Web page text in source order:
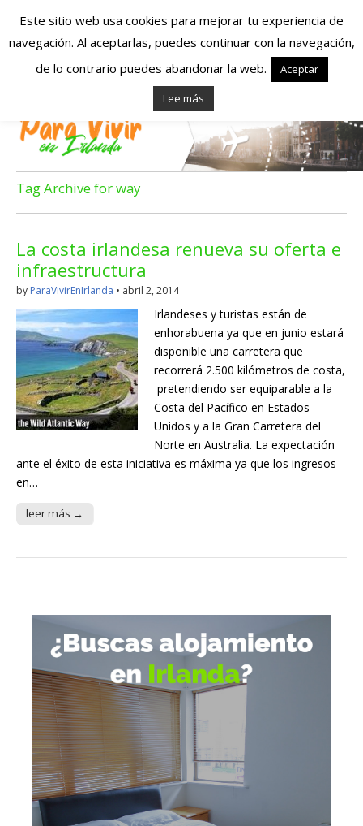
Españoles en
Irlanda – Vivir en
Irlanda – Trabajo
en Irlanda –
Alojamiento en
Irlanda
Blog dedicado a los que viven, estudian y trabajan en
Irlanda!
Tag Archive for way
La costa irlandesa renueva su oferta e
infraestructura
by ParaVivirEnIrlanda • abril 2, 2014
Irlandeses y turistas están de
enhorabuena ya que en junio estará
disponible una carretera que
recorrerá 2.500 kilómetros de costa,
pretendiendo ser equiparable a la
Costa del Pacífico en Estados
Unidos y a la Gran Carretera del
Norte en Australia. La expectación
ante el éxito de esta iniciativa es máxima ya que los ingresos
en…
leer más →
Este sitio web usa cookies para mejorar tu experiencia de
navegación. Al aceptarlas, puedes continuar con la navegación,
de lo contrario puedes abandonar la web.
Aceptar
Lee más